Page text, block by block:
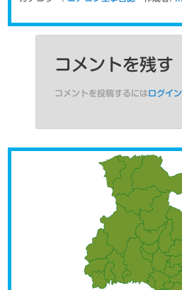
コメントを残す
コメントを投稿するにはログイン